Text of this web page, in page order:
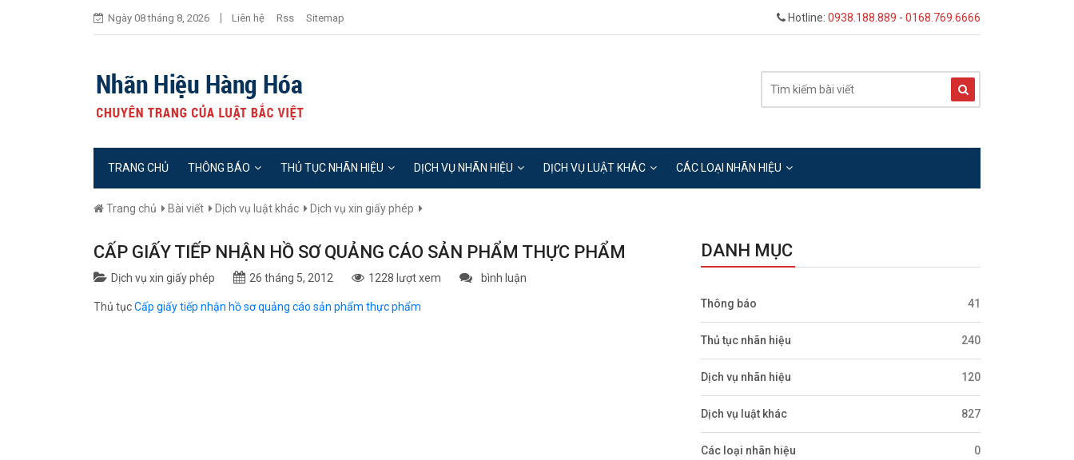
Ngày 08 tháng 8, 2026 Liên hệ Rss Sitemap Hotline: 0938.188.889 - 0168.769.6666
TRANG CHỦ THÔNG BÁO THỦ TỤC NHÃN HIỆU DỊCH VỤ NHÃN HIỆU DỊCH VỤ LUẬT KHÁC CÁC LOẠI NHÃN HIỆU
Trang chủ Bài viết Dịch vụ luật khác Dịch vụ xin giấy phép
CẤP GIẤY TIẾP NHẬN HỒ SƠ QUẢNG CÁO SẢN PHẨM THỰC PHẨM
Dịch vụ xin giấy phép 26 tháng 5, 2012 1228 lượt xem bình luận
Thủ tụcCấp giấy tiếp nhận hồ sơ quảng cáo sản phẩm thực phẩm
DANH MỤC
Thông báo 41
Thủ tục nhãn hiệu 240
Dịch vụ nhãn hiệu 120
Dịch vụ luật khác 827
Các loại nhãn hiệu 0